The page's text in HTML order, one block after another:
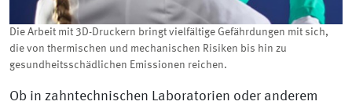
Die Arbeit mit 3D-Druckern bringt vielfältige Gefährdungen mit sich,
die von thermischen und mechanischen Risiken bis hin zu
gesundheitsschädlichen Emissionen reichen.
Ob in zahntechnischen Laboratorien oder anderem